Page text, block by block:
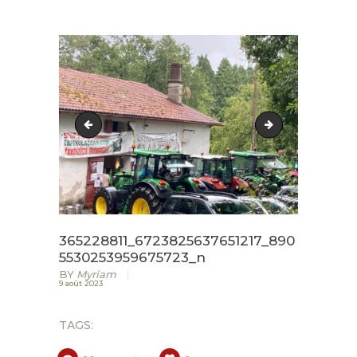
ACCUEIL
LURZAINDIA
NOUS SOUTENIR!
ACTU / BLOG
CONTACT
IMG-20230802-WA0004 IMG-20230802-
365228811_6723825637651217_890
5530253959675723_n
BY Myriam
9 août 2023
TAGS: